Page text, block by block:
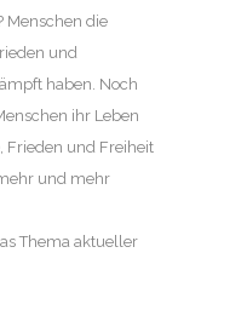
Menschen die
und
haben. Noch
ihr Leben
Frieden und Freiheit
und mehr
Thema aktueller